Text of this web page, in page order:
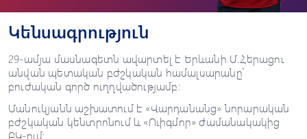
Կենսագրություն
29-ամյա մասնագետն ավարտել է Երևանի Մ.Հերացու
անվան պետական բժշկական համալսարանը՝
բուժական գործ ուղղվածությամբ։
Մանուկյանն աշխատում է «Վարդանանց» նորարական
բժշկական կենտրոնում և «Ուիգմոր» ժամանակակից
ԲԿ-ում։